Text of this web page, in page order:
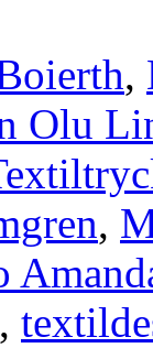
,
Olu
,
,